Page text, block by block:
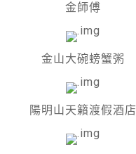
金師傅
金山大碗螃蟹粥
陽明山天籟渡假酒店